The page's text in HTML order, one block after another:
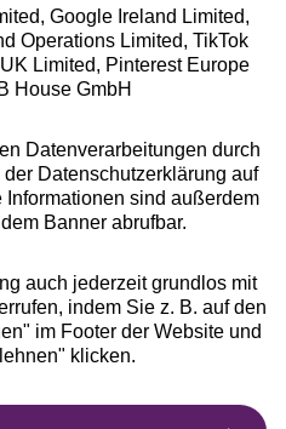
Google Ireland Limited,
Operations Limited, TikTok
Limited, Pinterest Europe
House GmbH
Datenverarbeitungen durch
Datenschutzerklärung auf
Informationen sind außerdem
Banner abrufbar.
auch jederzeit grundlos mit
indem Sie z. B. auf den
im Footer der Website und
klicken.